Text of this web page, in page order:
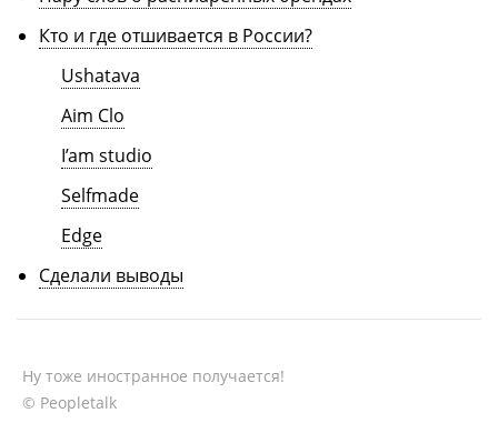
Кто и где отшивается в России?
Ushatava
Aim Clo
I’am studio
Selfmade
Edge
Сделали выводы
Ну тоже иностранное получается!
© Peopletalk